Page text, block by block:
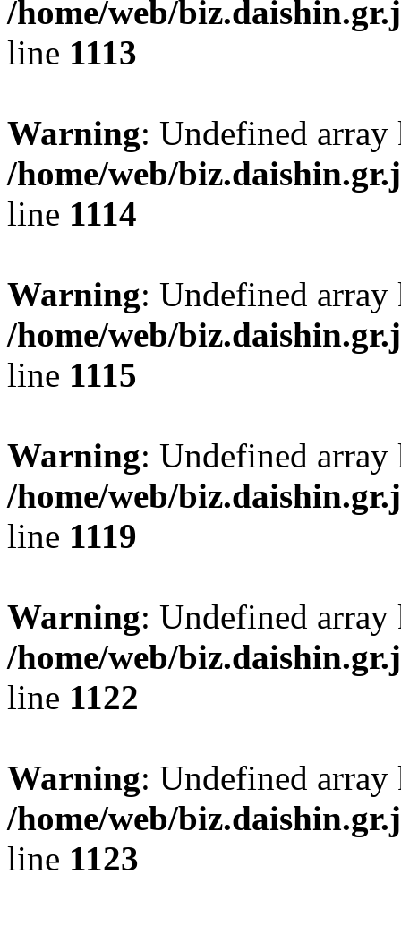
/home/web/
line 1113
Warning: Undefined
/home/web/
line 1114
Warning: Undefined
/home/web/
line 1115
Warning: Undefined
/home/web/
line 1119
Warning: Undefined
/home/web/
line 1122
Warning: Undefined
/home/web/
line 1123